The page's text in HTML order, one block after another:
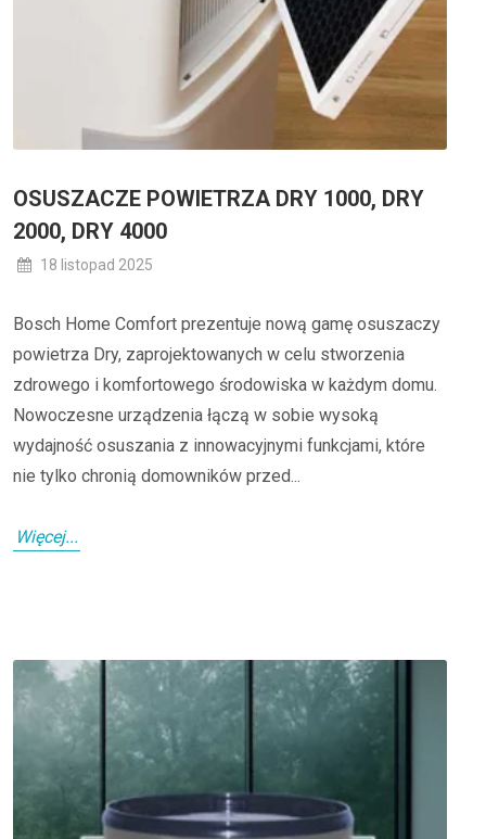
OSUSZACZE POWIETRZA DRY 1000, DRY
2000, DRY 4000
18 listopad 2025
Bosch Home Comfort prezentuje nową gamę osuszaczy
powietrza Dry, zaprojektowanych w celu stworzenia
zdrowego i komfortowego środowiska w każdym domu.
Nowoczesne urządzenia łączą w sobie wysoką
wydajność osuszania z innowacyjnymi funkcjami, które
nie tylko chronią domowników przed...
Więcej...